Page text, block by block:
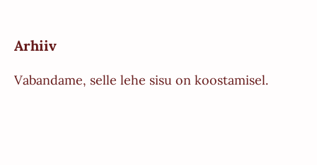
Arhiiv
Vabandame, selle lehe sisu on koostamisel.